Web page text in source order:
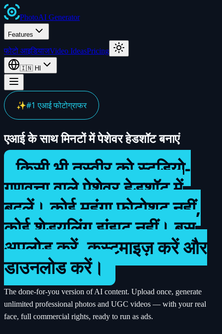
PhotoAI Generator
Features
फोटो आइडियाजVideo IdeasPricing
🇮🇳 HI
✨#1 एआई फोटोग्राफर
एआई के साथ मिनटों में पेशेवर हेडशॉट बनाएं
किसी भी तस्वीर को स्टूडियो-
गुणवत्ता वाले पेशेवर हेडशॉट में
बदलें। कोई महंगा फोटोशूट नहीं,
कोई शेड्यूलिंग झंझट नहीं। बस
अपलोड करें, कस्टमाइज़ करें और
डाउनलोड करें।
The done-for-you version of AI content. Upload once, generate
unlimited professional photos and UGC videos — with your real
face, full commercial rights, ready to run as ads.